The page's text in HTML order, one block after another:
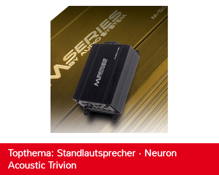
Topthema: Standlautsprecher · Neuron
Acoustic Trivion